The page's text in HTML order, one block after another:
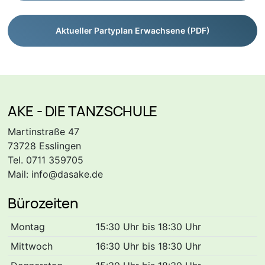
Aktueller Partyplan Erwachsene (PDF)
AKE - DIE TANZSCHULE
Martinstraße 47
73728 Esslingen
Tel. 0711 359705
Mail: info@dasake.de
Bürozeiten
Montag
15:30 Uhr bis 18:30 Uhr
Mittwoch
16:30 Uhr bis 18:30 Uhr